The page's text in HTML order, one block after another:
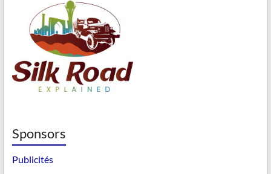
Sponsors
Publicités